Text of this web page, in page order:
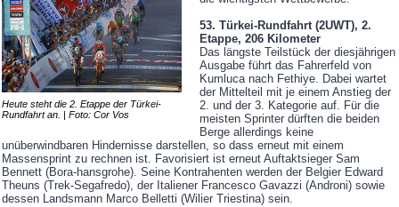
Heute steht die 2. Etappe der Türkei-
Rundfahrt an. | Foto: Cor Vos
53. Türkei-Rundfahrt (2UWT), 2.
Etappe, 206 Kilometer
Das längste Teilstück der diesjährigen
Ausgabe führt das Fahrerfeld von
Kumluca nach Fethiye. Dabei wartet
der Mittelteil mit je einem Anstieg der
2. und der 3. Kategorie auf. Für die
meisten Sprinter dürften die beiden
Berge allerdings keine
unüberwindbaren Hindernisse darstellen, so dass erneut mit einem
Massensprint zu rechnen ist. Favorisiert ist erneut Auftaktsieger Sam
Bennett (Bora-hansgrohe). Seine Kontrahenten werden der Belgier Edward
Theuns (Trek-Segafredo), der Italiener Francesco Gavazzi (Androni) sowie
dessen Landsmann Marco Belletti (Wilier Triestina) sein.